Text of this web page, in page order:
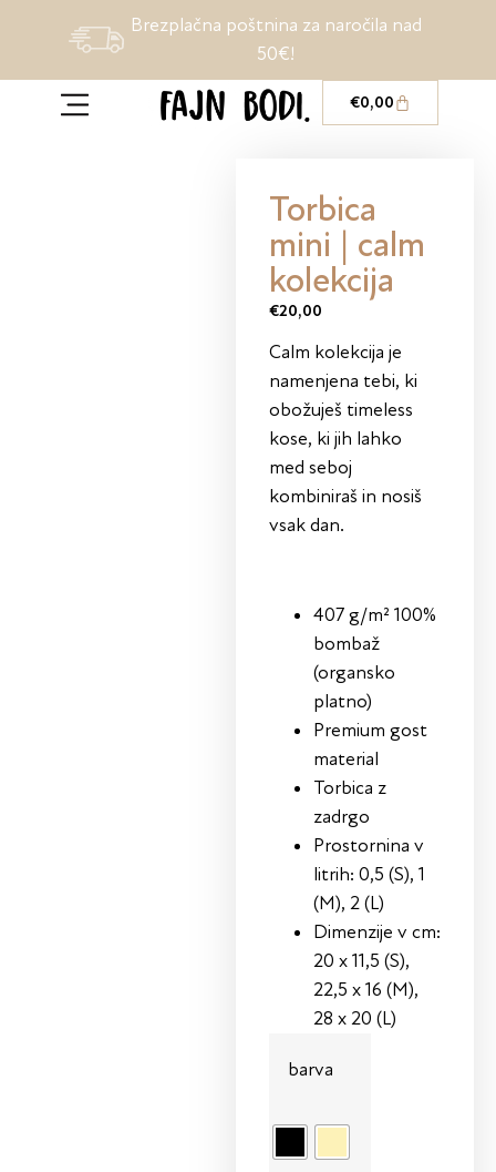
Brezplačna poštnina za naročila nad
50€!
€0,00
Torbica
mini | calm
kolekcija
€20,00
Calm kolekcija je
namenjena tebi, ki
obožuješ timeless
kose, ki jih lahko
med seboj
kombiniraš in nosiš
vsak dan.
407 g/m² 100%
bombaž
(organsko
platno)
Premium gost
material
Torbica z
zadrgo
Prostornina v
litrih: 0,5 (S), 1
(M), 2 (L)
Dimenzije v cm:
20 x 11,5 (S),
22,5 x 16 (M),
28 x 20 (L)
barva